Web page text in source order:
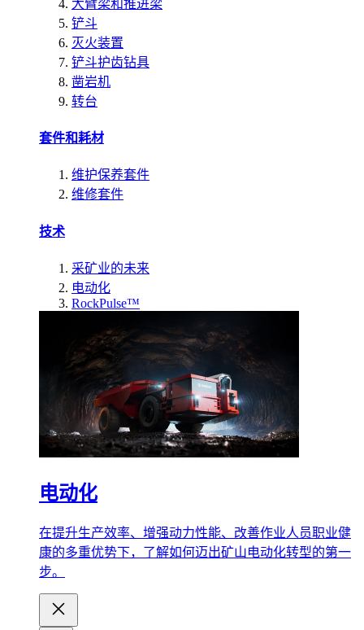
大臂梁和推进梁
铲斗
灭火装置
铲斗护齿钻具
凿岩机
转台
套件和耗材
维护保养套件
维修套件
技术
采矿业的未来
电动化
RockPulse™
电动化
在提升生产效率、增强动力性能、改善作业人员职业健
康的多重优势下，了解如何迈出矿山电动化转型的第一
步。